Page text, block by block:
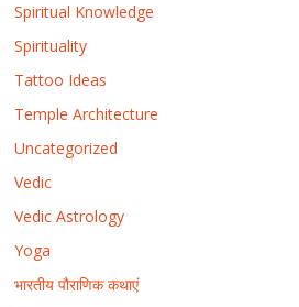
Spiritual Knowledge
Spirituality
Tattoo Ideas
Temple Architecture
Uncategorized
Vedic
Vedic Astrology
Yoga
भारतीय पौराणिक कथाएं